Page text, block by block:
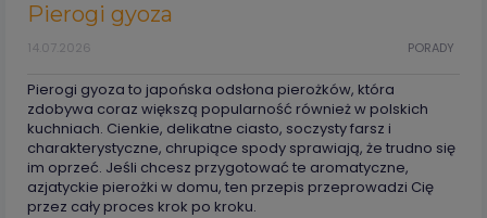
Pierogi gyoza
PORADY
14.07.2026
Pierogi gyoza to japońska odsłona pierożków, która
zdobywa coraz większą popularność również w polskich
kuchniach. Cienkie, delikatne ciasto, soczysty farsz i
charakterystyczne, chrupiące spody sprawiają, że trudno się
im oprzeć. Jeśli chcesz przygotować te aromatyczne,
azjatyckie pierożki w domu, ten przepis przeprowadzi Cię
przez cały proces krok po kroku.